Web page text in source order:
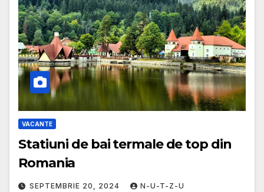
VACANTE
Statiuni de bai termale de top din
Romania
SEPTEMBRIE 20, 2024 N-U-T-Z-U